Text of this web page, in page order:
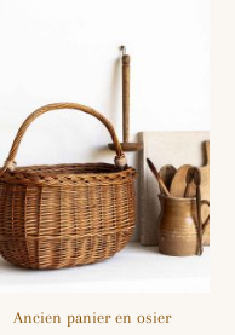
Ancien panier en osier